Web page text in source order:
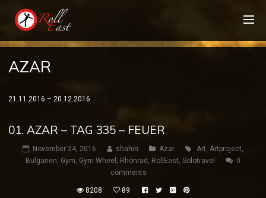
AZAR
21.11.2016 – 20.12.2016
01. AZAR – TAG 335 – FEUER
November 24, 2016 shahin Azar Art, Artproject,
Bulgarien, Gym, Gym Wheel , Rhönrad , RollEast, Solotravel
0
comments
8208 89